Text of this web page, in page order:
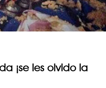
¡se les olvido la